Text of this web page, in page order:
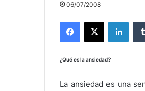
06/07/2008
Facebook
X
¿Qué es la ansiedad?
La ansiedad es una